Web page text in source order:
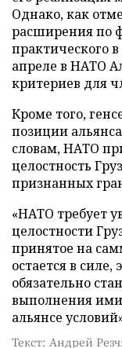
Однако, как
расширения по
практического
апреле в НАТО
критериев для
Кроме того,
позиции
словам, НАТО
целостность
признанных
«НАТО требует
целостности
принятое на
остается в
обязательно
выполнения ими
альянсе
Текст: Андрей